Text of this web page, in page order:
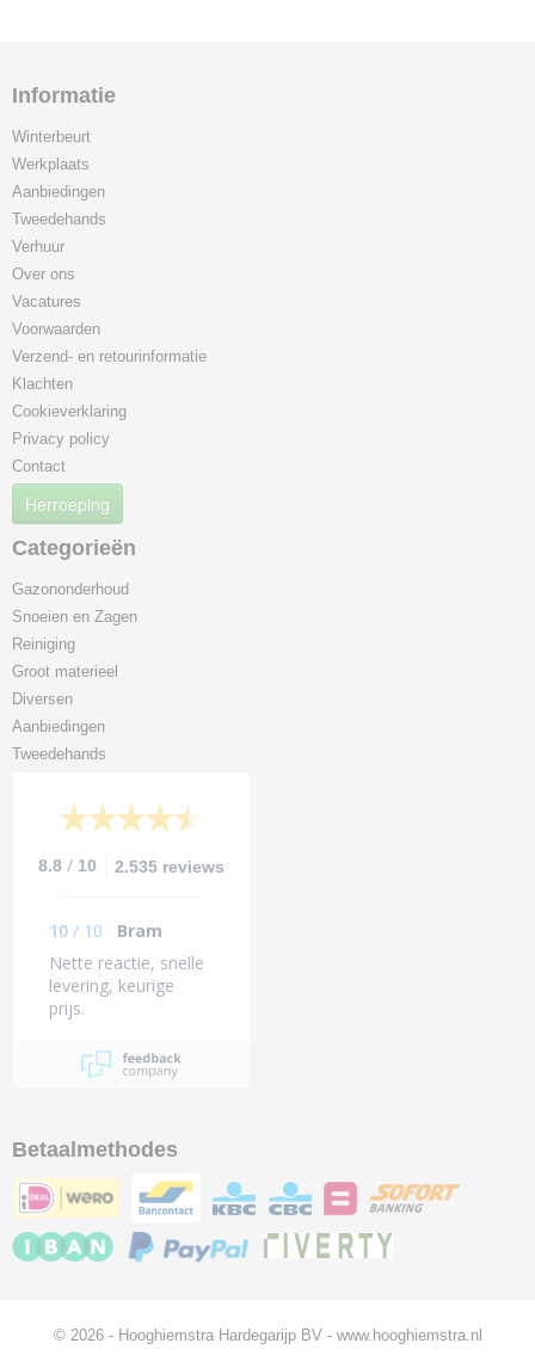
Informatie
Winterbeurt
Werkplaats
Aanbiedingen
Tweedehands
Verhuur
Over ons
Vacatures
Voorwaarden
Verzend- en retourinformatie
Klachten
Cookieverklaring
Privacy policy
Contact
Herroeping
Categorieën
Gazononderhoud
Snoeien en Zagen
Reiniging
Groot materieel
Diversen
Aanbiedingen
Tweedehands
8.8 / 10 2.535 reviews
10 / 10
Bram
Nette reactie, snelle
levering, keurige
prijs.
Betaalmethodes
© 2026 - Hooghiemstra Hardegarijp BV - www.hooghiemstra.nl